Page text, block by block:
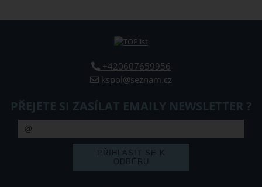
+420607659956
kspol@seznam.cz
PŘEJETE SI ZASÍLAT EMAILY NEWSLETTER ?